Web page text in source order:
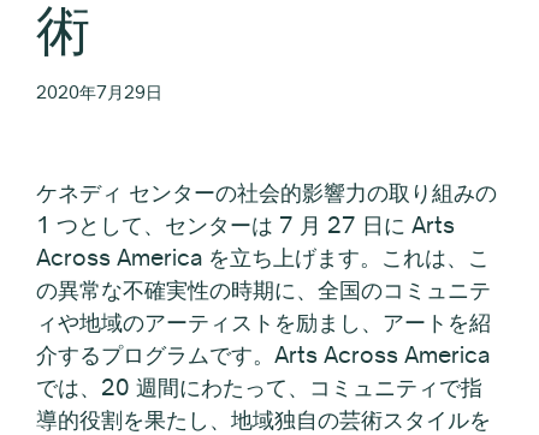
術
2020年7月29日
ケネディ センターの社会的影響力の取り組みの
1 つとして、センターは 7 月 27 日に Arts
Across America を立ち上げます。これは、こ
の異常な不確実性の時期に、全国のコミュニテ
ィや地域のアーティストを励まし、アートを紹
介するプログラムです。Arts Across America
では、20 週間にわたって、コミュニティで指
導的役割を果たし、地域独自の芸術スタイルを